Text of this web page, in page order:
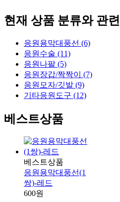
현재 상품 분류와 관
응원용막대풍선 (6)
응원수술 (11)
응원나팔 (5)
응원장갑/짝짝이 (7)
응원모자/깃발 (9)
기타응원도구 (12)
베스트상품
베스트상품
응원용막대풍선(1
쌍)-레드
600원